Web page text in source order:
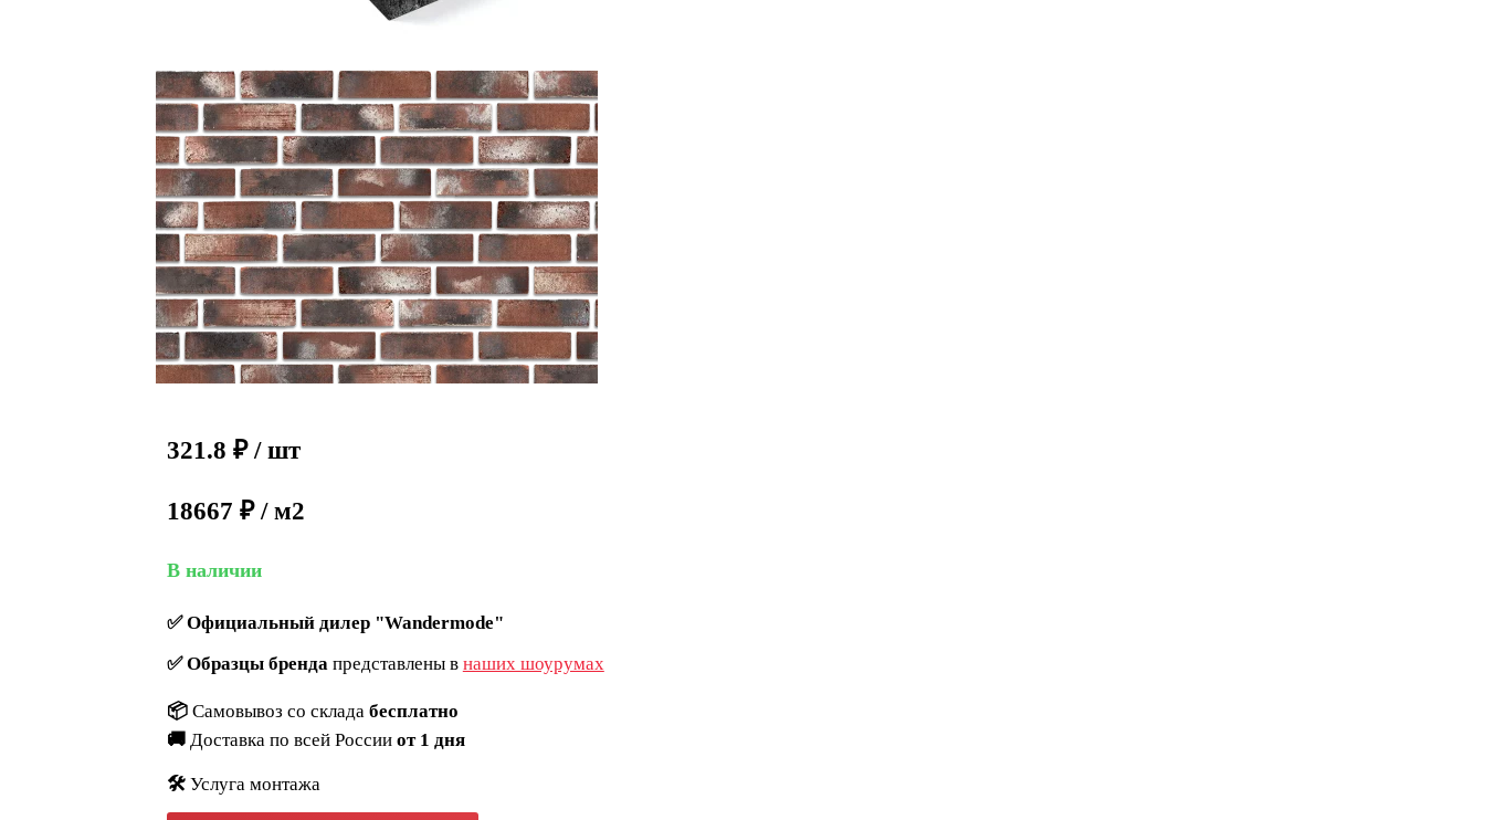
321.8 ₽ / шт
18667 ₽ / м2
В наличии
✅Официальный дилер "Wandermode"
✅Образцы брендапредставлены в наших шоурумах
📦 Самовывоз со склада бесплатно
🚚 Доставка по всей России от 1 дня
🛠️ Услуга монтажа